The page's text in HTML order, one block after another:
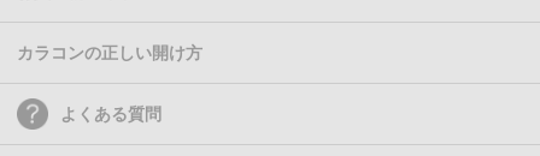
カラコンの正しい開け方
よくある質問